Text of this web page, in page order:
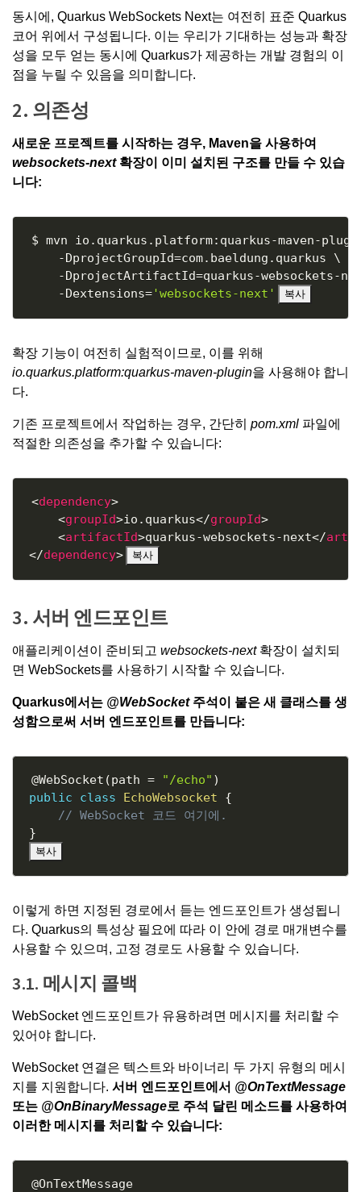
동시에, Quarkus WebSockets Next는 여전히 표준 Quarkus
코어 위에서 구성됩니다. 이는 우리가 기대하는 성능과 확장
성을 모두 얻는 동시에 Quarkus가 제공하는 개발 경험의 이
점을 누릴 수 있음을 의미합니다.
2. 의존성
새로운 프로젝트를 시작하는 경우, Maven을 사용하여
websockets-next확장이 이미 설치된 구조를 만들 수 있습
니다:
$ mvn io.quarkus.platform:quarkus-maven-
-DprojectGroupId=com.baeldung.quarkus \
-DprojectArtifactId=quarkus-websockets-
-Dextensions='websockets-next' 복사
확장 기능이 여전히 실험적이므로, 이를 위해
io.quarkus.platform:quarkus-maven-plugin을 사용해야 합니
다.
기존 프로젝트에서 작업하는 경우, 간단히 pom.xml 파일에
적절한 의존성을 추가할 수 있습니다:
<dependency>
<groupId>io.quarkus</groupId>
<artifactId>quarkus-websockets-next</
</dependency> 복사
3. 서버 엔드포인트
애플리케이션이 준비되고 websockets-next확장이 설치되
면 WebSockets를 사용하기 시작할 수 있습니다.
Quarkus에서는 @WebSocket주석이 붙은 새 클래스를 생
성함으로써 서버 엔드포인트를 만듭니다:
@WebSocket (path = "/echo" )
public
class EchoWebsocket
{
// WebSocket 코드 여기에.
}
복사
이렇게 하면 지정된 경로에서 듣는 엔드포인트가 생성됩니
다. Quarkus의 특성상 필요에 따라 이 안에 경로 매개변수를
사용할 수 있으며, 고정 경로도 사용할 수 있습니다.
3.1. 메시지 콜백
WebSocket 엔드포인트가 유용하려면 메시지를 처리할 수
있어야 합니다.
WebSocket 연결은 텍스트와 바이너리 두 가지 유형의 메시
지를 지원합니다. 서버 엔드포인트에서 @OnTextMessage
또는 @OnBinaryMessage로 주석 달린 메소드를 사용하여
이러한 메시지를 처리할 수 있습니다:
@OnTextMessage